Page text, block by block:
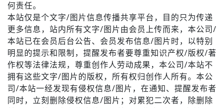
何责任。
本站仅是个文字/图片信息传播共享平台，目的只为传递
更多信息，站内所有文字/图片由会员上传而来，本公司/
本站已在会员后台公告、会员发布信息/图片时，以特别
明显的提示和限制，提醒发布者要尊重知识产权/版权/著
作权等法律法规，尊重创作人劳动成果，本公司/本站不
拥有这些文字/图片的版权，所有权归创作人所有。本公
司/本站一经发现有侵权信息/图片，在通知、提醒发布者
同时，立刻删除侵权信息/图片；对累犯二次者，除删除